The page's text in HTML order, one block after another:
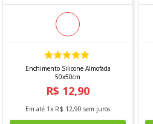
Enchimento Silicone Almofada
50x50cm
R$ 12,90
Em até 1x R$ 12,90 sem juros